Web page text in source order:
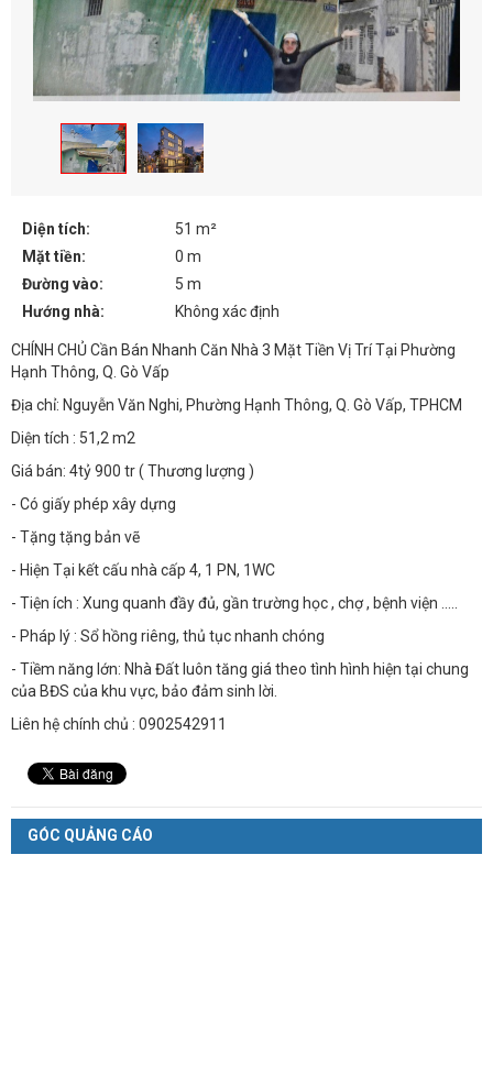
Diện tích:
51 m²
Mặt tiền:
0 m
Đường vào:
5 m
Hướng nhà:
Không xác định
CHÍNH CHỦ Cần Bán Nhanh Căn Nhà 3 Mặt Tiền Vị Trí Tại Phường
Hạnh Thông, Q. Gò Vấp
Địa chỉ: Nguyễn Văn Nghi, Phường Hạnh Thông, Q. Gò Vấp, TPHCM
Diện tích : 51,2 m2
Giá bán: 4tỷ 900 tr ( Thương lượng )
- Có giấy phép xây dựng
- Tặng tặng bản vẽ
- Hiện Tại kết cấu nhà cấp 4, 1 PN, 1WC
- Tiện ích : Xung quanh đầy đủ, gần trường học , chợ , bệnh viện .....
- Pháp lý : Sổ hồng riêng, thủ tục nhanh chóng
- Tiềm năng lớn: Nhà Đất luôn tăng giá theo tình hình hiện tại chung
của BĐS của khu vực, bảo đảm sinh lời.
Liên hệ chính chủ : 0902542911
GÓC QUẢNG CÁO